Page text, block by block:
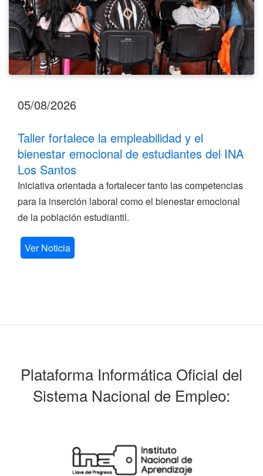
INA
Los
Santos
05/08/2026
Taller fortalece la empleabilidad y el
bienestar emocional de estudiantes del INA
Los Santos
Iniciativa orientada a fortalecer tanto las competencias
para la inserción laboral como el bienestar emocional
de la población estudiantil.
Ver Noticia
Plataforma Informática Oficial del
Sistema Nacional de Empleo: